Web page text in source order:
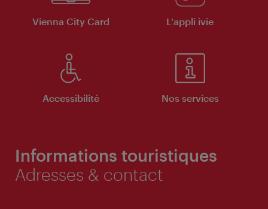
Vienna City Card L'appli ivie
Accessibilité Nos services
Informations touristiques
Adresses & contact